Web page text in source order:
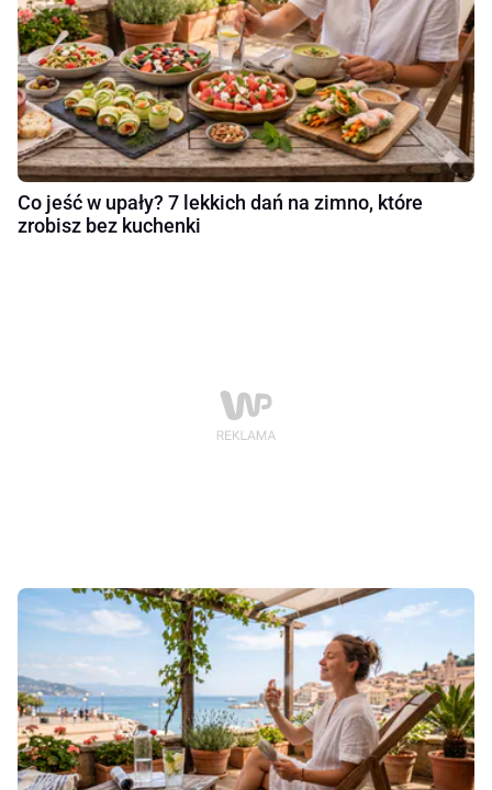
Co jeść w upały? 7 lekkich dań na zimno, które
zrobisz bez kuchenki